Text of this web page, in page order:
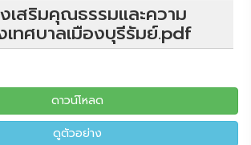
เสริมคุณธรรมและความ
เทศบาลเมืองบุรีรัมย์.pdf
ดาวน์โหลด
ดูตัวอย่าง